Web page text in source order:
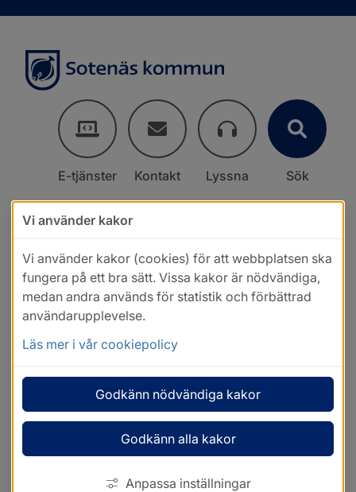
E-tjänster Kontakt Lyssna Sök
Vi använder kakor
Vi använder kakor (cookies) för att webbplatsen ska
fungera på ett bra sätt. Vissa kakor är nödvändiga,
medan andra används för statistik och förbättrad
användarupplevelse.
Läs mer i vår cookiepolicy
Godkänn nödvändiga kakor
Godkänn alla kakor
Anpassa inställningar